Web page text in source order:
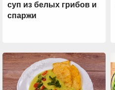
суп из белых грибов и
спаржи